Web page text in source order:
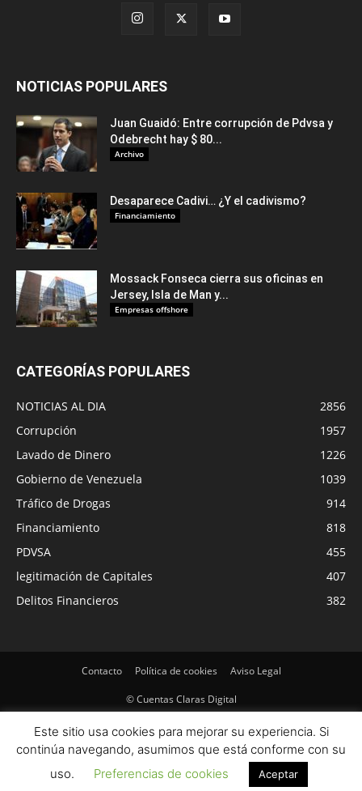
NOTICIAS POPULARES
Juan Guaidó: Entre corrupción de Pdvsa y
Odebrecht hay $ 80...
Archivo
Desaparece Cadivi… ¿Y el cadivismo?
Financiamiento
Mossack Fonseca cierra sus oficinas en
Jersey, Isla de Man y...
Empresas offshore
CATEGORÍAS POPULARES
NOTICIAS AL DIA
2856
Corrupción
1957
Lavado de Dinero
1226
Gobierno de Venezuela
1039
Tráfico de Drogas
914
Financiamiento
818
PDVSA
455
legitimación de Capitales
407
Delitos Financieros
382
Contacto Política de cookies Aviso Legal
© Cuentas Claras Digital
Este sitio usa cookies para mejorar su experiencia. Si
continúa navegando, asumimos que está conforme con su
uso.
Preferencias de cookies Aceptar